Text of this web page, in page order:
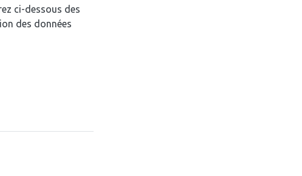
ci-dessous des
des données